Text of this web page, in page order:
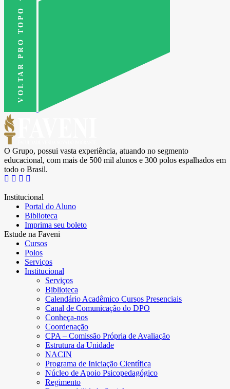
VOLTAR PRO TOPO
O Grupo, possui vasta experiência, atuando no segmento
educacional, com mais de 500 mil alunos e 300 polos espalhados em
todo o Brasil.
Institucional
Portal do Aluno
Biblioteca
Imprima seu boleto
Estude na Faveni
Cursos
Polos
Serviços
Institucional
Serviços
Biblioteca
Calendário Acadêmico Cursos Presenciais
Canal de Comunicação do DPO
Conheça-nos
Coordenação
CPA – Comissão Própria de Avaliação
Estrutura da Unidade
NACIN
Programa de Iniciação Científica
Núcleo de Apoio Psicopedagógico
Regimento